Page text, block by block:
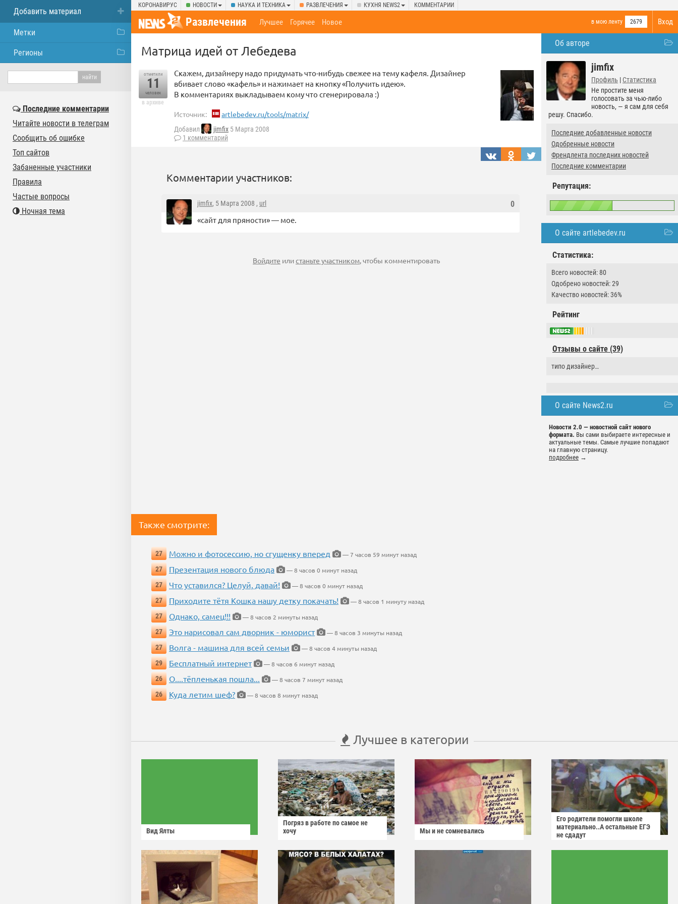
КОРОНАВИРУС НОВОСТИ НАУКА И ТЕХНИКА РАЗВЛЕЧЕНИЯ КУХНЯ NEWS2 КОММЕНТАРИИ
Вход
Развлечения в мою ленту 2679
Лучшее Горячее Новое
Об авторе
jimfix
Профиль | Статистика
Не простите меня
голосовать за чью-либо
новость, — я сам для себя
решу. Спасибо.
Последние добавленные новости
Одобренные новости
Френдлента последних новостей
Последние комментарии
Репутация:
О сайте artlebedev.ru
Статистика:
Всего новостей: 80
Одобрено новостей: 29
Качество новостей: 36%
Рейтинг
Отзывы о сайте (39)
типо дизайнер…
О сайте News2.ru
Новости 2.0 — новостной сайт нового
формата. Вы сами выбираете интересные и
актуальные темы. Самые лучшие попадают
на главную страницу.
подробнее →
Матрица идей от Лебедева
отметили
11
человек
в архиве
Скажем, дизайнеру надо придумать что-нибудь свежее на тему кафеля. Дизайнер
вбивает слово «кафель» и нажимает на кнопку «Получить идею».
В комментариях выкладываем кому что сгенерировала :)
Источник: artlebedev.ru/tools/matrix/
Добавил jimfix 5 Марта 2008
1 комментарий
Комментарии участников:
0
jimfix, 5 Марта 2008 , url
«сайт для пряности» — мое.
Войдите илистаньте участником, чтобы комментировать
Также смотрите:
27 Можно и фотосессию, но сгущенку вперед
— 7 часов 59 минут назад
27
Презентация нового блюда
— 8 часов 0 минут назад
27
Что уставился? Целуй, давай!
— 8 часов 0 минут назад
27
Приходите тётя Кошка нашу детку покачать!
— 8 часов 1 минуту назад
27
Однако, самец!!!
— 8 часов 2 минуты назад
27
Это нарисовал сам дворник - юморист
— 8 часов 3 минуты назад
27
Волга - машина для всей семьи
— 8 часов 4 минуты назад
29
Бесплатный интернет
— 8 часов 6 минут назад
26
О....тёпленькая пошла...
— 8 часов 7 минут назад
26
Куда летим шеф? — 8 часов 8 минут назад
Лучшее в категории
Вид Ялты
Погряз в работе по самое не
хочу
Мы и не сомневались
Его родители помогли школе
материально..А остальные ЕГЭ
не сдадут
Добавить материал
Метки
Регионы
Последние комментарии
Читайте новости в телеграм
Сообщить об ошибке
Топ сайтов
Забаненные участники
Правила
Частые вопросы
Ночная тема